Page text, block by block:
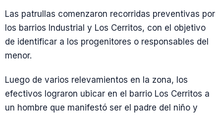
Las patrullas comenzaron recorridas preventivas por
los barrios Industrial y Los Cerritos, con el objetivo
de identificar a los progenitores o responsables del
menor.
Luego de varios relevamientos en la zona, los
efectivos lograron ubicar en el barrio Los Cerritos a
un hombre que manifestó ser el padre del niño y